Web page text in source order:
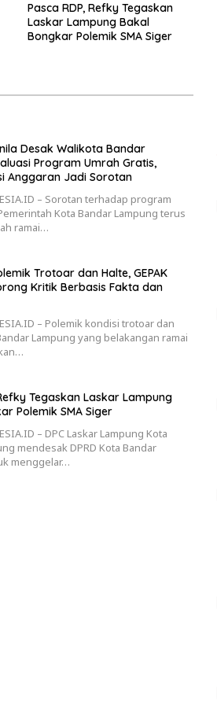
Pasca RDP, Refky Tegaskan
Laskar Lampung Bakal
Bongkar Polemik SMA Siger
Desak Walikota Bandar
Program Umrah Gratis,
Anggaran Jadi Sorotan
– Sorotan terhadap program
Kota Bandar Lampung terus
ramai…
Trotoar dan Halte, GEPAK
Kritik Berbasis Fakta dan
– Polemik kondisi trotoar dan
Lampung yang belakangan ramai
Tegaskan Laskar Lampung
Polemik SMA Siger
– DPC Laskar Lampung Kota
mendesak DPRD Kota Bandar
menggelar…